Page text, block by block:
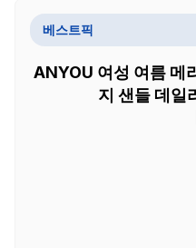
베스트픽
ANYOU 여성 여름 메
지 샌들 데일